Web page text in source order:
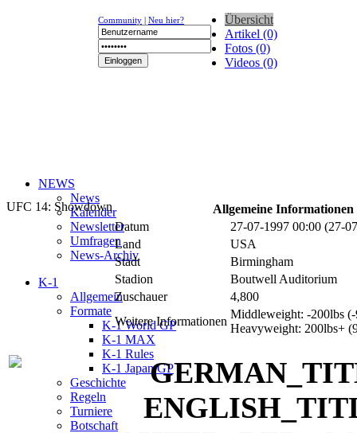
Community | Neu hier?
NEWS
News
Kalender
Newsletter
Umfragen
News-Archiv
K-1
Allgemein
Formate
K-1 World GP
K-1 MAX
K-1 Rules
K-1 Japan GP
Geschichte
Regeln
Turniere
Botschaft
Übersicht
Artikel (0)
Fotos (0)
Videos (0)
UFC 14: Showdown
Allgemeine Informationen
Datum
27-07-1997 00:00 (27-
Land
USA
Stadt
Birmingham
Stadion
Boutwell Auditorium
Zuschauer
4,800
Weitere Informationen
Middleweight: -200lbs
Heavyweight: 200lbs+